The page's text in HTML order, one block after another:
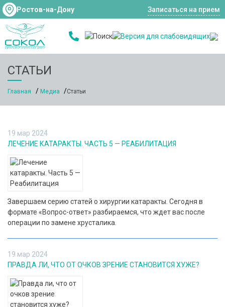
Ростов-на-Дону Записаться на прием
СТАТЬИ
Главная Медиа Статьи
19 мар 2024
ЛЕЧЕНИЕ КАТАРАКТЫ. ЧАСТЬ 5 — РЕАБИЛИТАЦИЯ
Завершаем серию статей о хирургии катаракты. Сегодня в
формате «Вопрос-ответ» разбираемся, что ждет вас после
операции по замене хрусталика.
19 мар 2024
ПРАВДА ЛИ, ЧТО ОТ ОЧКОВ ЗРЕНИЕ СТАНОВИТСЯ ХУЖЕ?